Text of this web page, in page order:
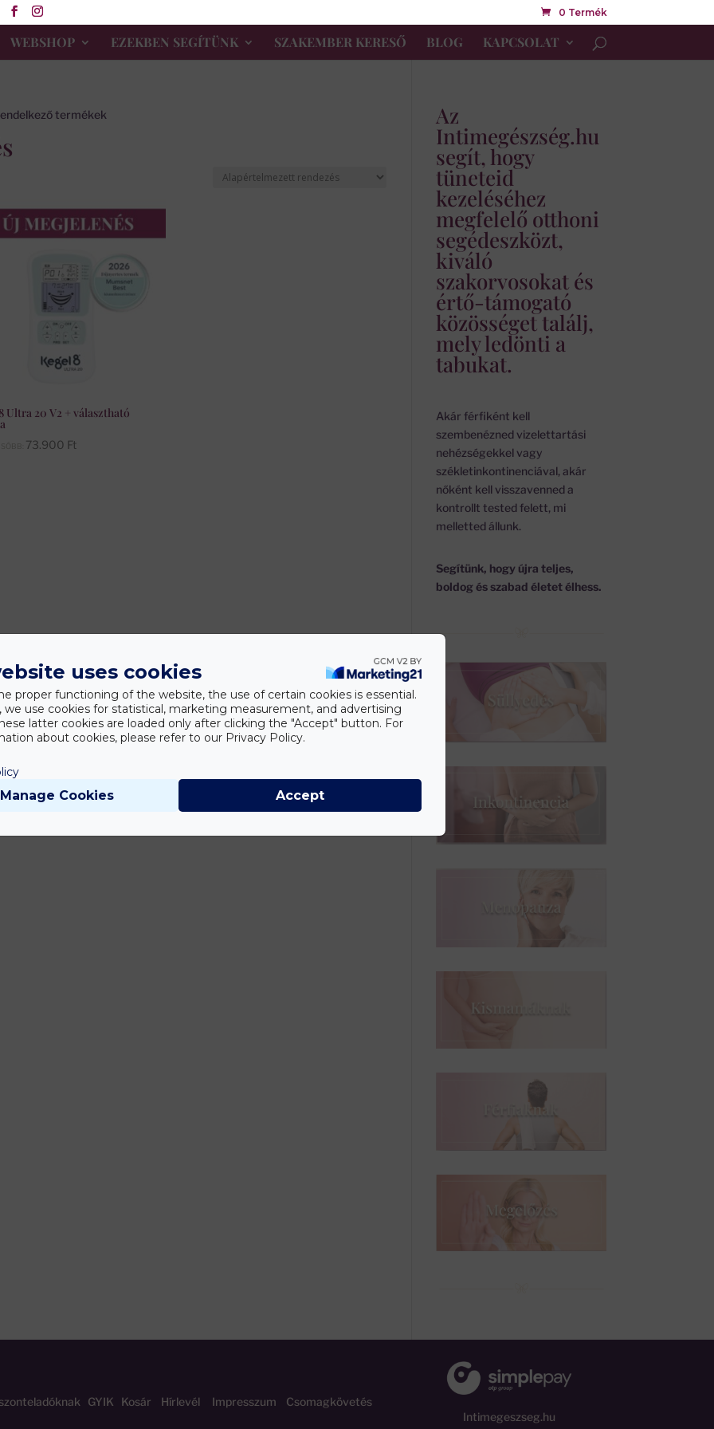
0 Termék
WEBSHOP EZEKBEN SEGÍTÜNK SZAKEMBER KERESŐ BLOG KAPCSOLAT
termékek
Ultra 20 V2 + választható
73.900 Ft
Az
Intimegészség.hu
segít, hogy
tüneteid
kezeléséhez
megfelelő otthoni
segédeszközt,
kiváló
szakorvosokat és
értő-támogató
közösséget találj,
mely ledönti a
tabukat.
Akár férfiként kell
szembenézned vizelettartási
nehézségekkel vagy
székletinkontinenciával, akár
nőként kell visszavenned a
kontrollt tested felett, mi
melletted állunk.
Segítünk, hogy újra teljes,
boldog és szabad életet élhess.
GYIK Kosár Hírlevél Impresszum
Csomagkövetés
Intimegeszseg.hu
uses cookies
proper functioning of the website, the use of certain cookies is essential.
we use cookies for statistical, marketing measurement, and advertising
latter cookies are loaded only after clicking the "Accept" button. For
about cookies, please refer to our Privacy Policy.
Manage Cookies Accept